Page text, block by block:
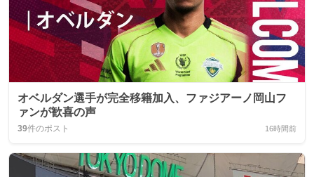
オベルダン選手が完全移籍加入、ファジアーノ岡山フ
ァンが歓喜の声
39件のポスト 16時間前